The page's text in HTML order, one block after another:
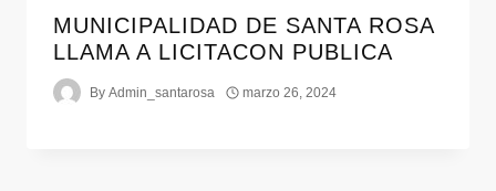
MUNICIPALIDAD DE SANTA ROSA
LLAMA A LICITACON PUBLICA
By Admin_santarosa marzo 26, 2024